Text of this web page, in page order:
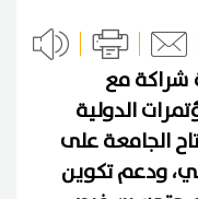
شراكة مع
الدولية
الجامعة على
ودعم تكوين